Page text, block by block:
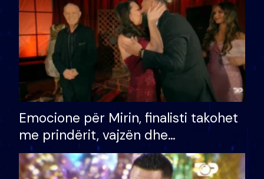
Emocione për Mirin, finalisti takohet
me prindërit, vajzën dhe
bashkëshorten: S’kemi ndonjë letër
divorci apo jo?